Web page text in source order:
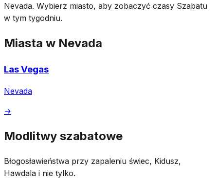
Nevada. Wybierz miasto, aby zobaczyć czasy Szabatu
w tym tygodniu.
Miasta w Nevada
Las Vegas
Nevada
→
Modlitwy szabatowe
Błogosławieństwa przy zapaleniu świec, Kidusz,
Hawdala i nie tylko.